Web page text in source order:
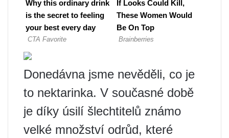
Donedávna jsme nevěděli, co je
to nektarinka. V současné době
je díky úsilí šlechtitelů známo
velké množství odrůd, které